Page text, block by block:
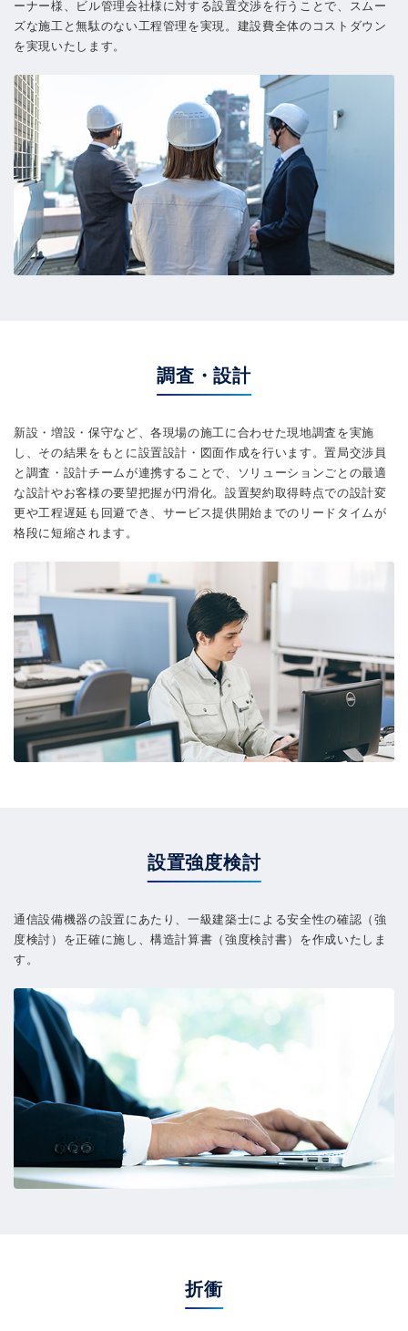
ーナー様、ビル管理会社様に対する設置交渉を行うことで、スムー
ズな施工と無駄のない工程管理を実現。建設費全体のコストダウン
を実現いたします。
調査・設計
新設・増設・保守など、各現場の施工に合わせた現地調査を実施
し、その結果をもとに設置設計・図面作成を行います。置局交渉員
と調査・設計チームが連携することで、ソリューションごとの最適
な設計やお客様の要望把握が円滑化。設置契約取得時点での設計変
更や工程遅延も回避でき、サービス提供開始までのリードタイムが
格段に短縮されます。
設置強度検討
通信設備機器の設置にあたり、一級建築士による安全性の確認（強
度検討）を正確に施し、構造計算書（強度検討書）を作成いたしま
す。
折衝